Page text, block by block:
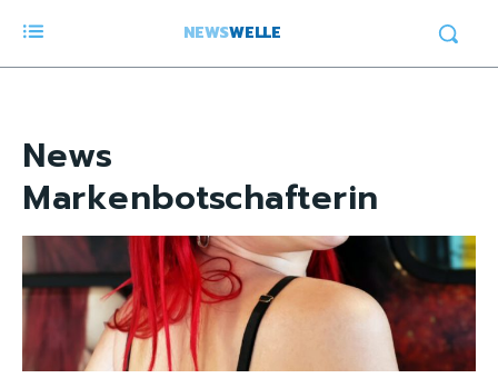
NEWSWELLE
News
Markenbotschafterin